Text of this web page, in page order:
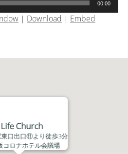
00:00
| Download | Embed
Life Church
東口出口⑪より徒歩3分
コロナホテル会議場